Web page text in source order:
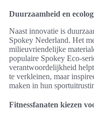
Duurzaamheid en
Naast innovatie is
Spokey Nederland. Het
milieuvriendelijke
populaire Spokey Eco-
verantwoordelijkheid
te verkleinen, maar
maken in hun
Fitnessfanaten kiezen